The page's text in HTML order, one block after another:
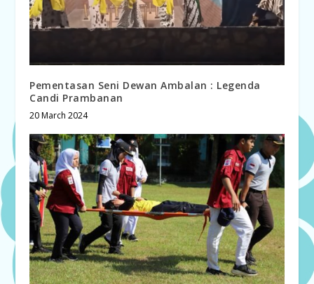
Pementasan Seni Dewan Ambalan : Legenda
Candi Prambanan
20 March 2024